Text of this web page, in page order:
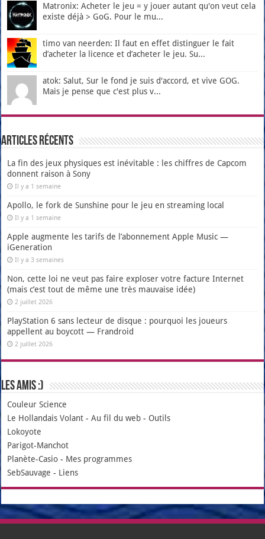
Matronix: Acheter le jeu = y jouer autant qu'on veut cela
existe déjà > GoG. Pour le mu...
timo van neerden: Il faut en effet distinguer le fait
d’acheter la licence et d’acheter le jeu. Su...
atok: Salut, Sur le fond je suis d'accord, et vive GOG.
Mais je pense que c'est plus v...
Articles récents
La fin des jeux physiques est inévitable : les chiffres de Capcom
donnent raison à Sony
Il y a 1 semaine
Apollo, le fork de Sunshine pour le jeu en streaming local
Il y a 1 semaine
Apple augmente les tarifs de l’abonnement Apple Music —
iGeneration
Il y a 3 semaines
Non, cette loi ne veut pas faire exploser votre facture Internet
(mais c’est tout de même une très mauvaise idée)
2 juillet 2026
PlayStation 6 sans lecteur de disque : pourquoi les joueurs
appellent au boycott — Frandroid
2 juillet 2026
Les amis :)
Couleur Science
Le Hollandais Volant -Au fil du web - Outils
Lokoyote
Parigot-Manchot
Planète-Casio - Mes programmes
SebSauvage - Liens